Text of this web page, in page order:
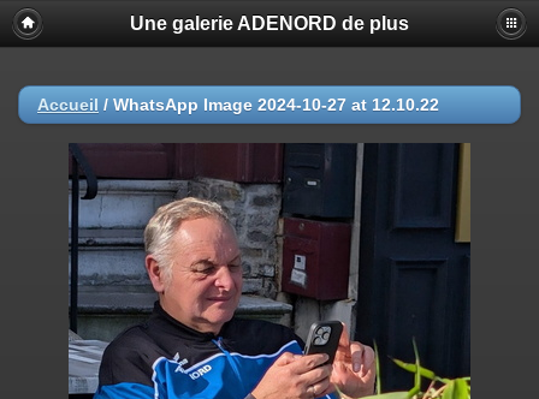
Une galerie ADENORD de plus
Accueil / WhatsApp Image 2024-10-27 at 12.10.22